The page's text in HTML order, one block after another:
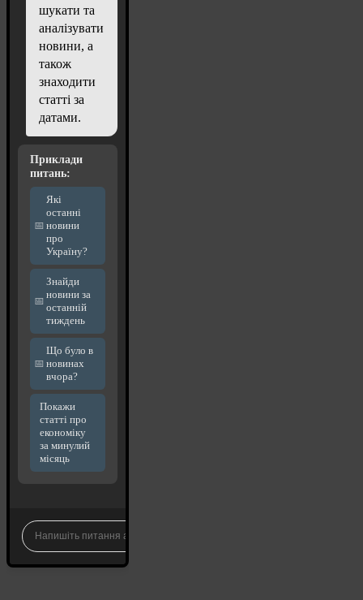
шукати та
аналізувати
новини, а
також
знаходити
статті за
датами.
Приклади
питань:
Які
останні
новини
про
Україну?
Знайди
новини за
останній
тиждень
Що було в
новинах
вчора?
Покажи
статті про
економіку
за минулий
місяць